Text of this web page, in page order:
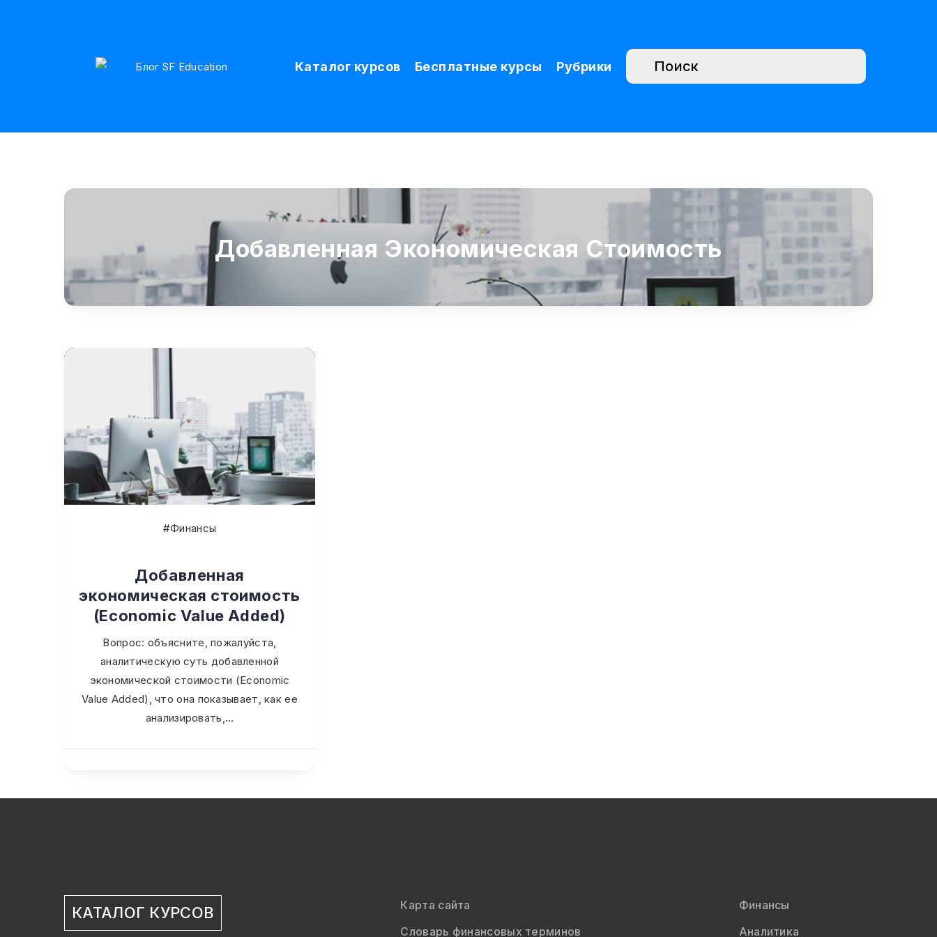
Каталог курсов Бесплатные курсы Рубрики
Добавленная Экономическая Стоимость
#Финансы
Добавленная
экономическая стоимость
(Economic Value Added)
Вопрос: объясните, пожалуйста,
аналитическую суть добавленной
экономической стоимости (Economic
Value Added), что она показывает, как ее
анализировать,…
КАТАЛОГ КУРСОВ
Карта сайта
Словарь финансовых терминов
Финансы
Аналитика